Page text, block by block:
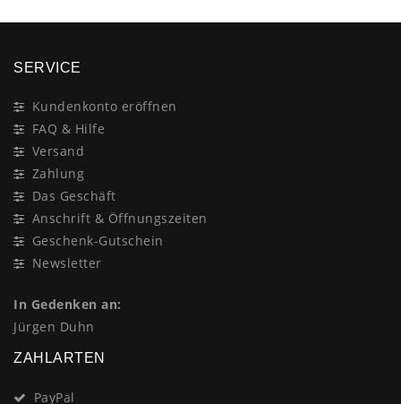
SERVICE
Kundenkonto eröffnen
FAQ & Hilfe
Versand
Zahlung
Das Geschäft
Anschrift & Öffnungszeiten
Geschenk-Gutschein
Newsletter
In Gedenken an:
Jürgen Duhn
ZAHLARTEN
PayPal